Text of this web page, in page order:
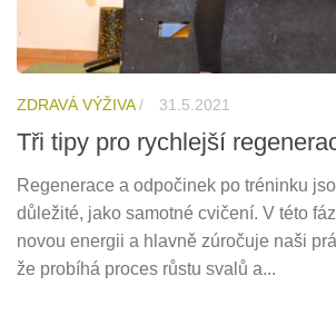
ZDRAVÁ VÝŽIVA/ 31.5.2021
Tři tipy pro rychlejší
Regenerace a odpočinek po tréninku
důležité, jako samotné cvičení. V této
novou energii a hlavně zúročuje naši
že probíhá proces růstu svalů a...